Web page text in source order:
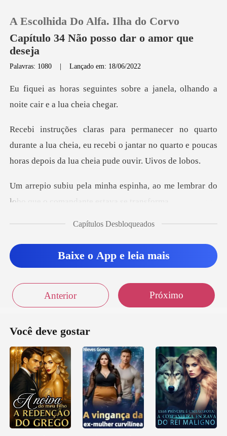
Loja
Histórico
Sair
A Escolhida Do Alfa. Ilha do Corvo
Capítulo 34 Não posso dar o amor que
deseja
Palavras: 1080 |Lançado em: 18/06/2022
sobre a janela, olhando a
noi
ante a lua cheia, eu recebi o jantar no quarto e pouca
nha, ao me lembrar do
lobo que o
Capítulos Desbloqueados
Baixe o App e leia mais
Anterior Próximo
Você deve gostar